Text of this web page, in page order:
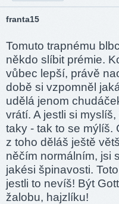
franta15
Tomuto trapnému
někdo slíbit prémie.
vůbec lepší, právě
době si vzpomněl
udělá jenom
vrátí. A jestli si
taky - tak to se mýlíš.
z toho děláš ještě
něčím normálním, jsi
jakési špinavosti.
jestli to nevíš! Být
žalobu, hajzlíku!